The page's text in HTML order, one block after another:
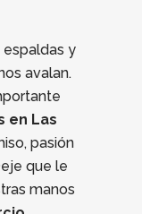
espaldas y
avalan.
en Las
pasión
que le
manos